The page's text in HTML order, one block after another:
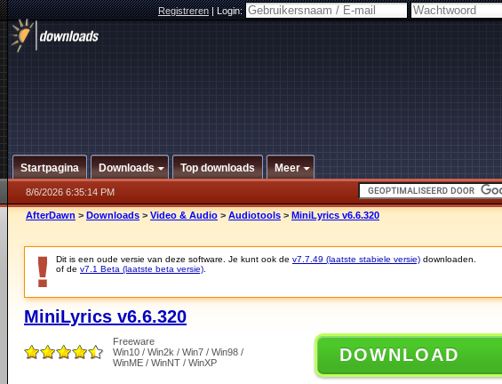
Registreren|Login:
Startpagina Downloads Top downloads Meer
8/6/2026 6:35:14 PM
AfterDawn > Downloads > Video & Audio > Audiotools > MiniLyrics v6.6.320
Dit is een oude versie van deze software. Je kunt ook de v7.7.49 (laatste stabiele versie) downloaden.
of de v7.1 Beta (laatste beta versie)
MiniLyrics v6.6.320
Freeware
Win10 / Win2k / Win7 / Win98 /
WinME / WinNT / WinXP
DOWNLOAD